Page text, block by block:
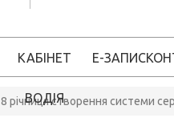
КАБІНЕТ
ВОДІЯ
Е-ЗАПИС
8 річниця створення системи